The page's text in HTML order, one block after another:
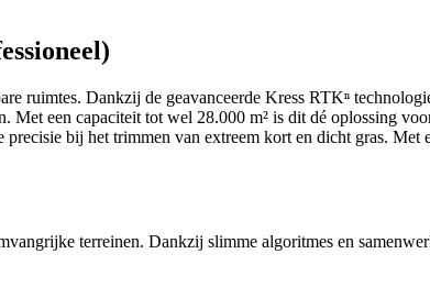
ruimtes. Dankzij de geavanceerde Kress RTKⁿ
een capaciteit tot wel 28.000 m² is dit dé oplossing
bij het trimmen van extreem kort en dicht gras. Met
terreinen. Dankzij slimme algoritmes en